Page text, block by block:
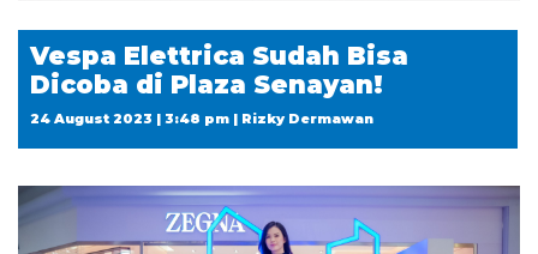
Vespa Elettrica Sudah Bisa
Dicoba di Plaza Senayan!
24 August 2023 | 3:48 pm | Rizky Dermawan